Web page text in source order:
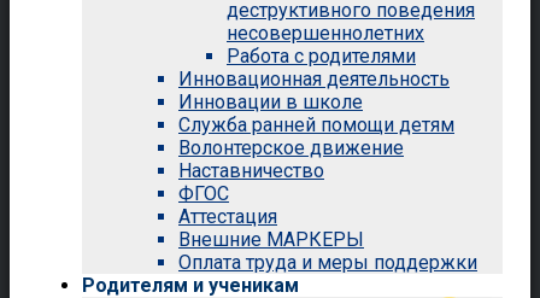
деструктивного поведения
несовершеннолетних
Работа с родителями
Инновационная деятельность
Инновации в школе
Служба ранней помощи детям
Волонтерское движение
Наставничество
ФГОС
Аттестация
Внешние МАРКЕРЫ
Оплата труда и меры поддержки
Родителям и ученикам